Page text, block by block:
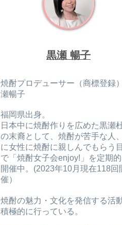
黒瀬 暢子
焼酎プロデューサー（商標登録
瀬暢子
福岡県出身。
日本中に焼酎作りを広めた黒瀬
の末裔として、焼酎が苦手な人
に女性に焼酎に親しんでもらう
で「焼酎女子会enjoy!」を定期
開催中。(2023年10月現在118回
催）
焼酎の魅力・文化を発信する活
積極的に行っている。